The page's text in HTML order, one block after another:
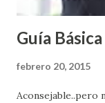
Guía
febrero 20, 2015
Aconsejable..pero